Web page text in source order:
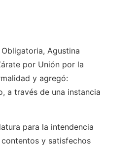
Agustina
por Unión por la
y agregó:
a través de una instancia
para la intendencia
contentos y satisfechos